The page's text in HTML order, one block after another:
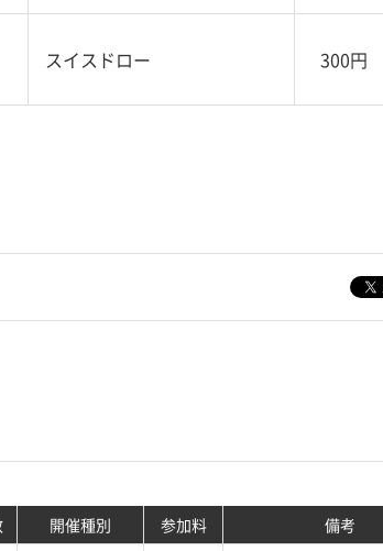
スイスドロー 300円
開催種別 参加料 備考